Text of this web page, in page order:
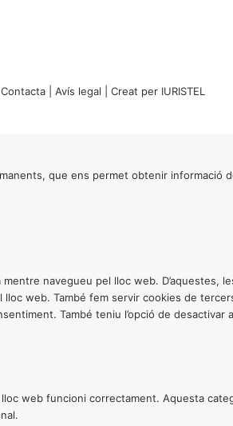
Contacta Avís legal | Creat per IURISTEL
que ens permet obtenir informació
navegueu pel lloc web. D’aquestes,
web. També fem servir cookies de
També teniu l’opció de
web funcioni correctament. Aquesta